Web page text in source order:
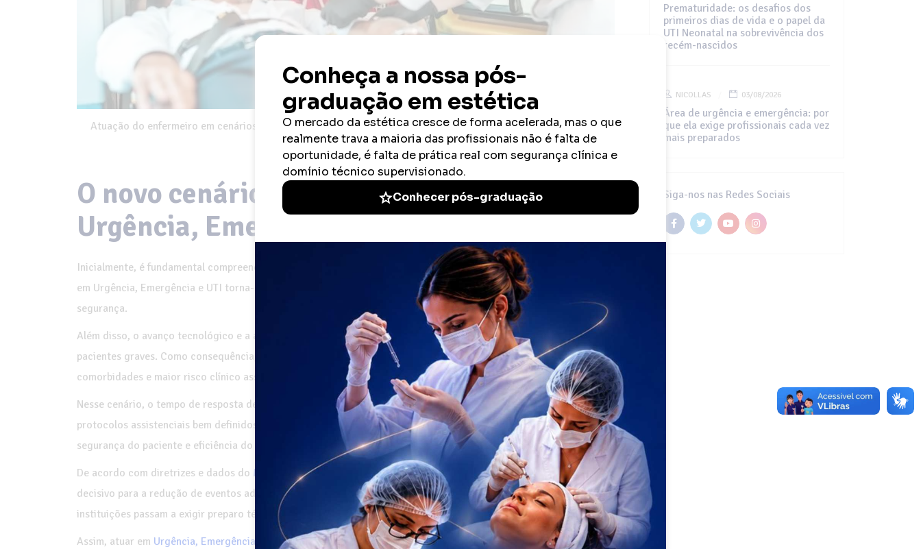
Atuação do enfermeiro em cenários de urgência exige preparo técnico, tomada de decisão rápida e formação
especializada em cuidado crítico.
O novo cenário da Enfermagem em
Urgência, Emergência e UTI em 2026
Inicialmente, é fundamental compreender a transformação do contexto assistencial hospitalar. Em 2026, o cuidado
em Urgência, Emergência e UTI torna-se mais complexo, regulado e orientado por indicadores de qualidade e
segurança.
Além disso, o avanço tecnológico e a ampliação do acesso aos serviços de saúde elevam a taxa de sobrevida de
pacientes graves. Como consequência, os serviços passam a lidar com quadros mais instáveis, múltiplas
comorbidades e maior risco clínico associado.
Nesse cenário, o tempo de resposta deixa de ser apenas rápido. Ele precisa ser preciso, fundamentado e alinhado a
protocolos assistenciais bem definidos. Cada decisão do enfermeiro impacta diretamente os desfechos clínicos, a
segurança do paciente e eficiência do serviço.
De acordo com diretrizes e dados do Ministério da Saúde
, a qualificação das equipes multiprofissionais é um fator
decisivo para a redução de eventos adversos, complicações evitáveis e mortalidade hospitalar. Por esse motivo,
instituições passam a exigir preparo técnico compatível com ambientes de alta complexidade.
Assim, atuar em Urgência, Emergência e UTI em 2026exige mais do que experiência acumulada. Exige raciocínio
Prematuridade: os desafios dos
primeiros dias de vida e o papel da
UTI Neonatal na sobrevivência dos
recém-nascidos
NICOLLAS 03/08/2026
Área de urgência e emergência: por
que ela exige profissionais cada vez
mais preparados
Siga-nos nas Redes Sociais